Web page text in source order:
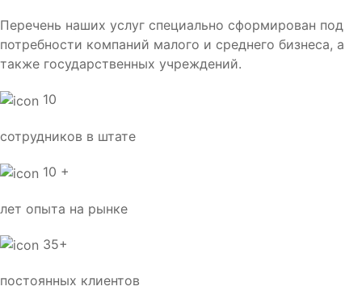
Перечень наших услуг специально сформирован под
потребности компаний малого и среднего бизнеса, а
также государственных учреждений.
10
сотрудников в штате
10 +
лет опыта на рынке
35+
постоянных клиентов